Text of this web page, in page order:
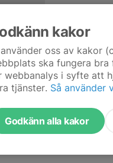
kakor
oss av kakor
ska fungera bra
webbanalys i syfte att
tjänster. Så använder
Godkänn alla kakor